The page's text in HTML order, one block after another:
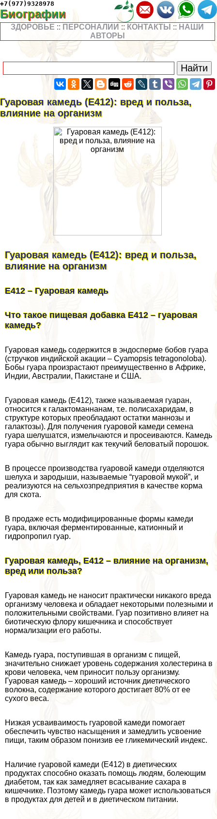
+7(977)9328978
Биографии
ЗДОРОВЬЕ :: ПЕРСОНАЛИИ :: КОНТАКТЫ :: НАШИ
АВТОРЫ
Гуаровая камедь (Е412): вред и польза,
влияние на организм
Гуаровая камедь (Е412): вред и польза,
влияние на организм
Е412 – Гуаровая камедь
Что такое пищевая добавка Е412 – гуаровая
камедь?
Гуаровая камедь содержится в эндоcпepме бобов гуара
(стручков индийской акации – Cyamopsis tetragonoloba).
Бобы гуара произрастают преимущественно в Африке,
Индии, Австралии, Пакистане и США.
Гуаровая камедь (Е412), также называемая гуаран,
относится к галактоманнанам, т.е. полисахаридам, в
структуре которых преобладают остатки маннозы и
галактозы). Для получения гуаровой камеди семена
гуара шелушатся, измельчаются и просеиваются. Камедь
гуара обычно выглядит как текучий беловатый порошок.
В процессе производства гуаровой камеди отделяются
шелуха и зародыши, называемые “гуаровой мукой”, и
реализуются на сельхозпредприятия в качестве корма
для скота.
В продаже есть модифицированные формы камеди
гуара, включая ферментированные, катионный и
гидропропил гуар.
Гуаровая камедь, Е412 – влияние на организм,
вред или польза?
Гуаровая камедь не наносит пpaктически никакого вреда
организму человека и обладает некоторыми полезными и
положительными свойствами. Гуар позитивно влияет на
биотическую флору кишечника и способствует
нормализации его работы.
Камедь гуара, поступившая в организм с пищей,
значительно снижает уровень содержания холестерина в
крови человека, чем приносит пользу организму.
Гуаровая камедь – хороший источник диетического
волокна, содержание которого достигает 80% от ее
сухого веса.
Низкая усваиваимость гуаровой камеди помогает
обеспечить чувство насыщения и замедлить усвоение
пищи, таким образом понизив ее гликемический индекс.
Наличие гуаровой камеди (Е412) в диетических
продуктах способно оказать помощь людям, болеющим
диабетом, так как замедляет всасывание сахара в
кишечнике. Поэтому камедь гуара может использоваться
в продуктах для детей и в диетическом питании.